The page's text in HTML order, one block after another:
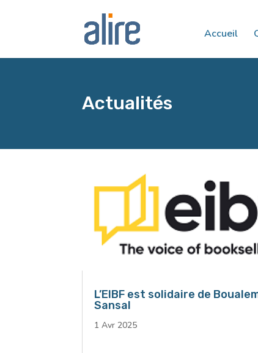
Accueil
Actualités
L’EIBF est solidaire de
Sansal
1 Avr 2025